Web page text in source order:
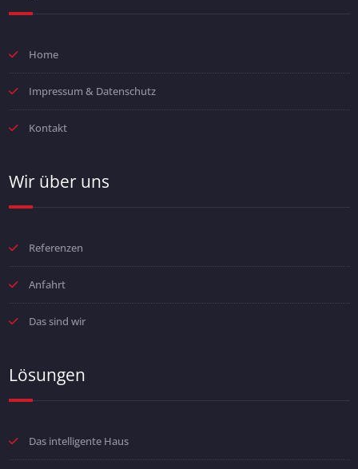
Home
Impressum & Datenschutz
Kontakt
Wir über uns
Referenzen
Anfahrt
Das sind wir
Lösungen
Das intelligente Haus